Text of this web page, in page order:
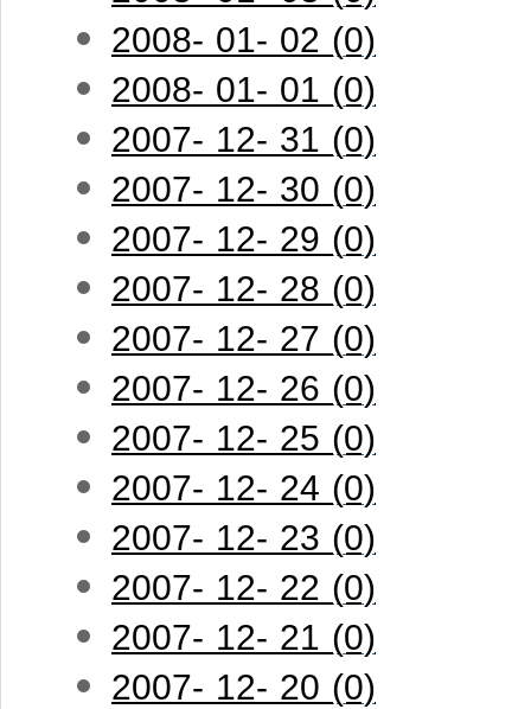
2008- 01- 02 (0)
2008- 01- 01 (0)
2007- 12- 31 (0)
2007- 12- 30 (0)
2007- 12- 29 (0)
2007- 12- 28 (0)
2007- 12- 27 (0)
2007- 12- 26 (0)
2007- 12- 25 (0)
2007- 12- 24 (0)
2007- 12- 23 (0)
2007- 12- 22 (0)
2007- 12- 21 (0)
2007- 12- 20 (0)